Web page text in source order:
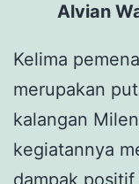
Alvian
Kelima
merupakan
kalangan
kegiatannya